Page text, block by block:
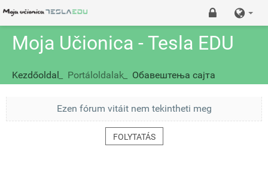
Moja Učionica - Tesla EDU
Kezdőoldal Portáloldalak_ Обавештења сајта
Ezen fórum vitáit nem tekintheti meg